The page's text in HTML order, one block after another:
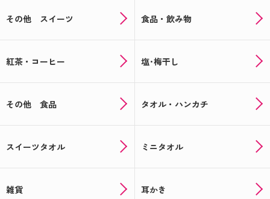
その他 スイーツ 食品・飲み物
紅茶・コーヒー 塩･梅干し
その他 食品 タオル・ハンカチ
スイーツタオル ミニタオル
雑貨 耳かき